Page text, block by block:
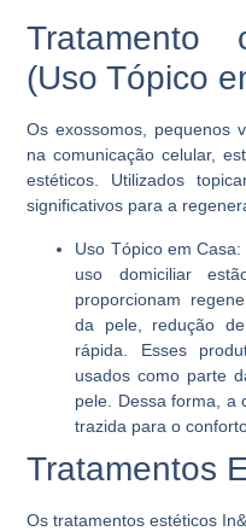
Tratamento
(Uso Tópico
Os exossomos, pequenos
na comunicação celular,
estéticos. Utilizados
significativos para a
Uso Tópico em Casa:
uso domiciliar
proporcionam
da pele, redução
rápida. Esses
usados como parte
pele. Dessa forma, a
trazida para o
Tratamentos
Os tratamentos estéticos